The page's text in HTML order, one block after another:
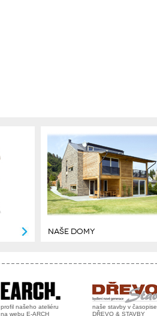
NAŠE DOMY
profil našeho ateliéru
na webu E-ARCH
naše stavby v časopise
DŘEVO & STAVBY